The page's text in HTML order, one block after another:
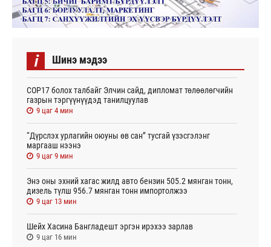
i Шинэ мэдээ
СОР17 болох талбайг Элчин сайд, дипломат төлөөлөгчийн
газрын тэргүүнүүдэд танилцуулав
9 цаг 4 мин
“Дүрслэх урлагийн оюуны өв сан” тусгай үзэсгэлэнг
маргааш нээнэ
9 цаг 9 мин
Энэ оны эхний хагас жилд авто бензин 505.2 мянган тонн,
дизель түлш 956.7 мянган тонн импортолжээ
9 цаг 13 мин
Шейх Хасина Бангладешт эргэн ирэхээ зарлав
9 цаг 16 мин